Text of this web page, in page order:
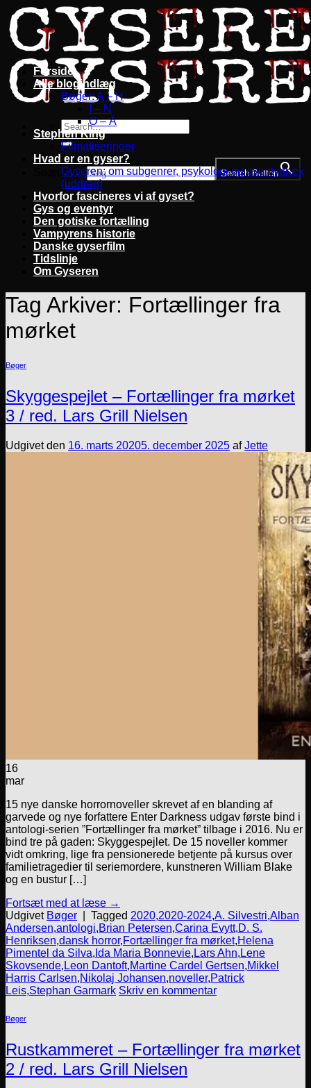
Fortsæt
til
indhold
Search for: Search Button
Forside
Alle blogindlæg
Bøger: A – H
I – N
O – Å
Stephen King
Filmatiseringer
Hvad er en gyser?
Gyseren: om subgenrer, psykologi og eventyrtræk
(uddrag)
Hvorfor fascineres vi af gyset?
Gys og eventyr
Den gotiske fortælling
Vampyrens historie
Danske gyserfilm
Tidslinje
Om Gyseren
Tag Arkiver: Fortællinger fra
mørket
Bøger
Skyggespejlet – Fortællinger fra mørket
3 / red. Lars Grill Nielsen
Udgivet den 16. marts 20205. december 2025 afJette
16
mar
15 nye danske horrornoveller skrevet af en blanding af
garvede og nye forfattere Enter Darkness udgav første bind i
antologi-serien ”Fortællinger fra mørket” tilbage i 2016. Nu er
bind tre på gaden: Skyggespejlet. De 15 noveller kommer
vidt omkring, lige fra pensionerede betjente på kursus over
familietragedier til seriemordere, kunstneren William Blake
og en bustur […]
Fortsæt med at læse →
Udgivet Bøger Tagged 2020,2020-2024,A. Silvestri,Alban
Andersen,antologi,Brian Petersen,Carina Evytt,D. S.
Henriksen,dansk horror,Fortællinger fra mørket,Helena
Pimentel da Silva, Ida Maria Bonnevie, Lars Ahn, Lene
Skovsende, Leon Dantoft,Martine Cardel Gertsen,Mikkel
Harris Carlsen,Nikolaj Johansen,noveller,Patrick
Leis,Stephan Garmark Skriv en kommentar
Bøger
Rustkammeret – Fortællinger fra mørket
2 / red. Lars Grill Nielsen